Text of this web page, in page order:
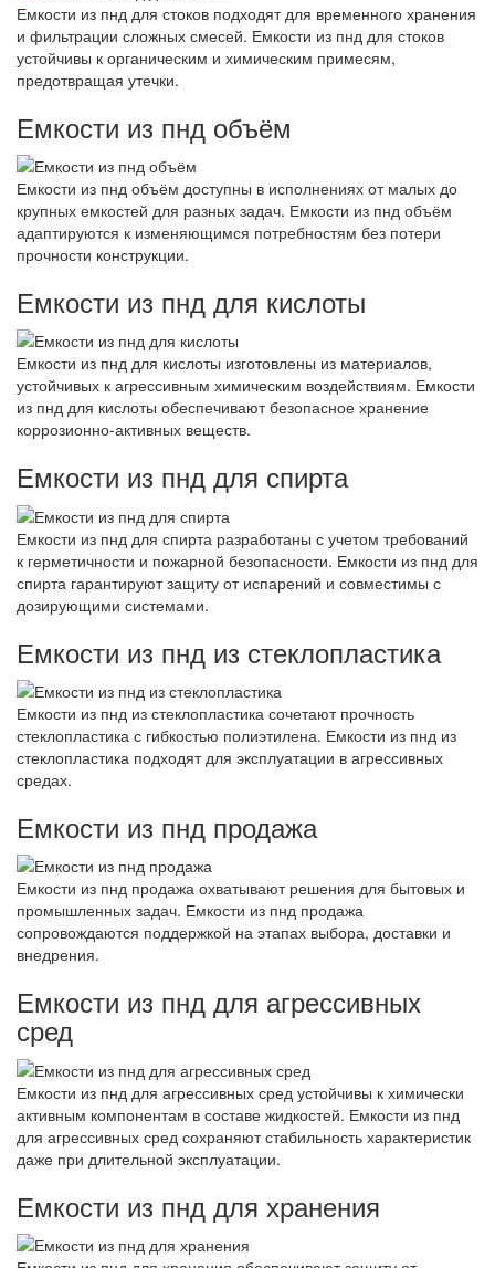
Емкости из пнд для стоков подходят для временного хранения
и фильтрации сложных смесей. Емкости из пнд для стоков
устойчивы к органическим и химическим примесям,
предотвращая утечки.
Емкости из пнд объём
Емкости из пнд объём доступны в исполнениях от малых до
крупных емкостей для разных задач. Емкости из пнд объём
адаптируются к изменяющимся потребностям без потери
прочности конструкции.
Емкости из пнд для кислоты
Емкости из пнд для кислоты изготовлены из материалов,
устойчивых к агрессивным химическим воздействиям. Емкости
из пнд для кислоты обеспечивают безопасное хранение
коррозионно-активных веществ.
Емкости из пнд для спирта
Емкости из пнд для спирта разработаны с учетом требований
к герметичности и пожарной безопасности. Емкости из пнд для
спирта гарантируют защиту от испарений и совместимы с
дозирующими системами.
Емкости из пнд из стеклопластика
Емкости из пнд из стеклопластика сочетают прочность
стеклопластика с гибкостью полиэтилена. Емкости из пнд из
стеклопластика подходят для эксплуатации в агрессивных
средах.
Емкости из пнд продажа
Емкости из пнд продажа охватывают решения для бытовых и
промышленных задач. Емкости из пнд продажа
сопровождаются поддержкой на этапах выбора, доставки и
внедрения.
Емкости из пнд для агрессивных
сред
Емкости из пнд для агрессивных сред устойчивы к химически
активным компонентам в составе жидкостей. Емкости из пнд
для агрессивных сред сохраняют стабильность характеристик
даже при длительной эксплуатации.
Емкости из пнд для хранения